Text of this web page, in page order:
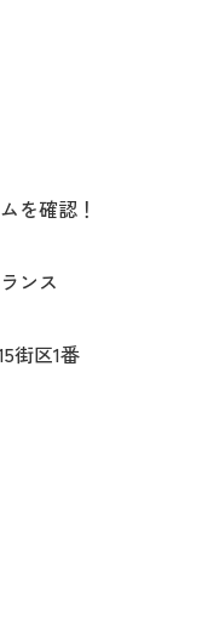
を確認！
ンス
街区1番